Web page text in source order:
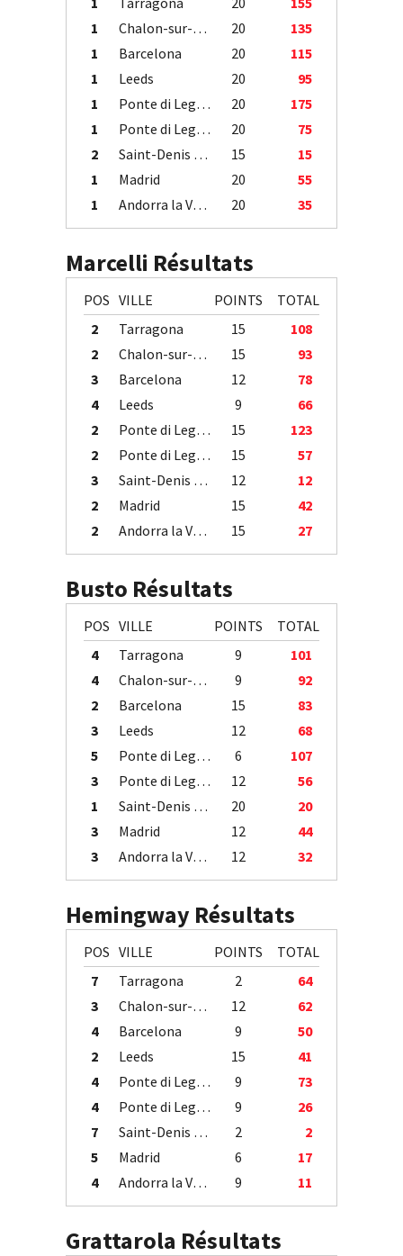
1
Chalon-sur-Saône 20
135
1
Barcelona 20
115
1
Leeds 20
95
1
Ponte di Legno 20
175
1
Ponte di Legno 20
75
2
Saint-Denis / Île de la Réunion 15
15
1
Madrid 20
55
1
Andorra la Vella 20 35
Marcelli Résultats
POS VILLE POINTS
TOTAL
2
Tarragona 15
108
2
Chalon-sur-Saône 15
93
3
Barcelona 12
78
4
Leeds 9
66
2
Ponte di Legno 15
123
2
Ponte di Legno 15
57
3
Saint-Denis / Île de la Réunion 12
12
2
Madrid 15
42
2
Andorra la Vella 15 27
Busto Résultats
POS VILLE POINTS
TOTAL
4
Tarragona 9
101
4
Chalon-sur-Saône 9
92
2
Barcelona 15
83
3
Leeds 12
68
5
Ponte di Legno 6
107
3
Ponte di Legno 12
56
1
Saint-Denis / Île de la Réunion 20
20
3
Madrid 12
44
3
Andorra la Vella 12 32
Hemingway Résultats
POS VILLE POINTS
TOTAL
7
Tarragona 2
64
3
Chalon-sur-Saône 12
62
4
Barcelona 9
50
2
Leeds 15
41
4
Ponte di Legno 9
73
4
Ponte di Legno 9
26
7
Saint-Denis / Île de la Réunion 2
2
5
Madrid 6
17
4
Andorra la Vella 9 11
Grattarola Résultats